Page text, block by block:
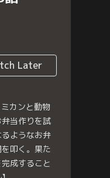
Later
カンと動物
当作りを試
ようなお弁
叩く。果た
成すること